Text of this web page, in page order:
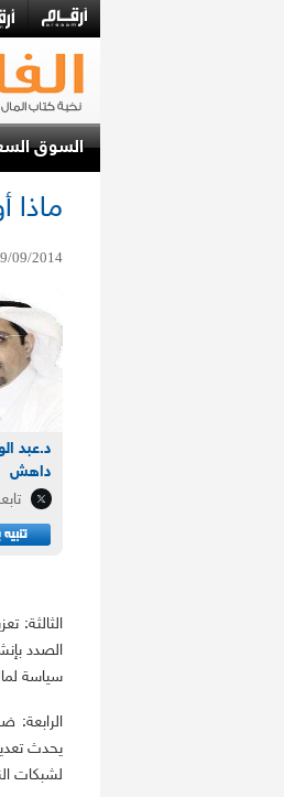
السوق
ماذا
09/2014
د.عبد
داهش
الثالثة:
الصدد
سياسة
الرابعة:
يحدث
لشبكات